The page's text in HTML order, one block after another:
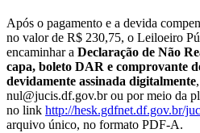
Após o pagamento e a devida
no valor de R$ 230,75, o Leiloeiro
encaminhar a Declaração de Não
capa, boleto DAR e comprovante
devidamente assinada digitalmente
nul@jucis.df.gov.br ou por meio da
no link http://hesk.gdfnet.df.gov.br/
arquivo único, no formato PDF-A.